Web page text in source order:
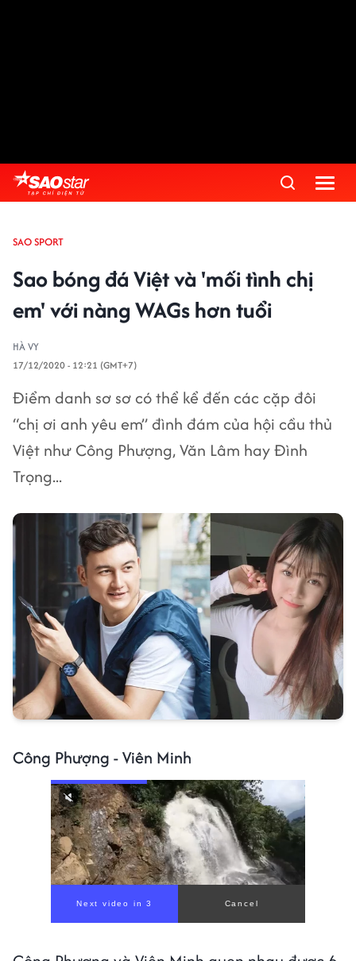
SAO SPORT
Sao bóng đá Việt và 'mối tình chị
em' với nàng WAGs hơn tuổi
HÀ VY
17/12/2020 - 12:21 (GMT+7)
Điểm danh sơ sơ có thể kể đến các cặp đôi
“chị ơi anh yêu em” đình đám của hội cầu thủ
Việt như Công Phượng, Văn Lâm hay Đình
Trọng...
Công Phượng - Viên Minh